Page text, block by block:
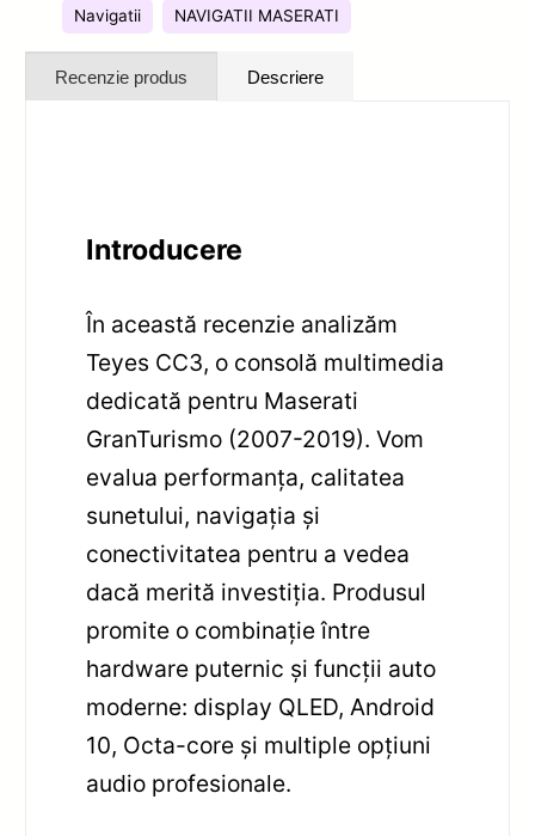
Navigatii NAVIGATII MASERATI
Recenzie produs Descriere
Introducere
În această recenzie analizăm
Teyes CC3, o consolă multimedia
dedicată pentru Maserati
GranTurismo (2007-2019). Vom
evalua performanța, calitatea
sunetului, navigația și
conectivitatea pentru a vedea
dacă merită investiția. Produsul
promite o combinație între
hardware puternic și funcții auto
moderne: display QLED, Android
10, Octa-core și multiple opțiuni
audio profesionale.